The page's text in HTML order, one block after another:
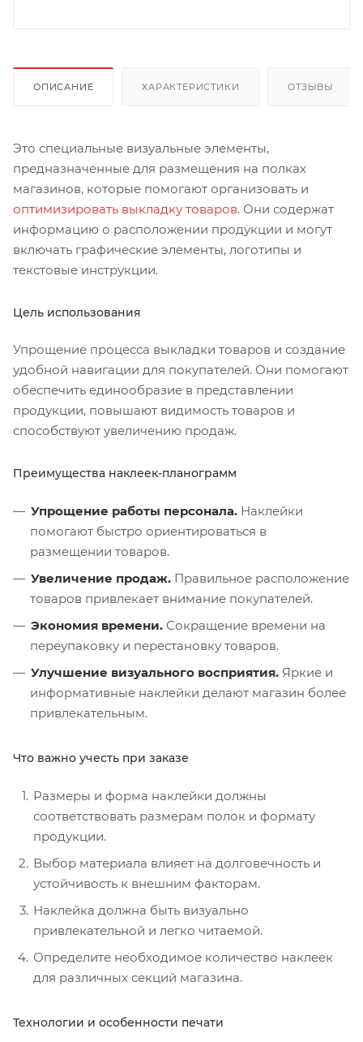
ОПИСАНИЕ ХАРАКТЕРИСТИКИ ОТЗЫВЫ
Это специальные визуальные элементы,
предназначенные для размещения на полках
магазинов, которые помогают организовать и
оптимизировать выкладку товаров. Они содержат
информацию о расположении продукции и могут
включать графические элементы, логотипы и
текстовые инструкции.
Цель использования
Упрощение процесса выкладки товаров и создание
удобной навигации для покупателей. Они помогают
обеспечить единообразие в представлении
продукции, повышают видимость товаров и
способствуют увеличению продаж.
Преимущества наклеек-планограмм
Упрощение работы персонала. Наклейки
помогают быстро ориентироваться в
размещении товаров.
Увеличение продаж. Правильное расположение
товаров привлекает внимание покупателей.
Экономия времени. Сокращение времени на
переупаковку и перестановку товаров.
Улучшение визуального восприятия. Яркие и
информативные наклейки делают магазин более
привлекательным.
Что важно учесть при заказе
Размеры и форма наклейки должны
соответствовать размерам полок и формату
продукции.
Выбор материала влияет на долговечность и
устойчивость к внешним факторам.
Наклейка должна быть визуально
привлекательной и легко читаемой.
Определите необходимое количество наклеек
для различных секций магазина.
Технологии и особенности печати